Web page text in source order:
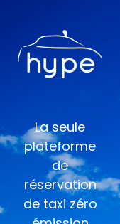
La seule
plateforme
de
réservation
de taxi zéro